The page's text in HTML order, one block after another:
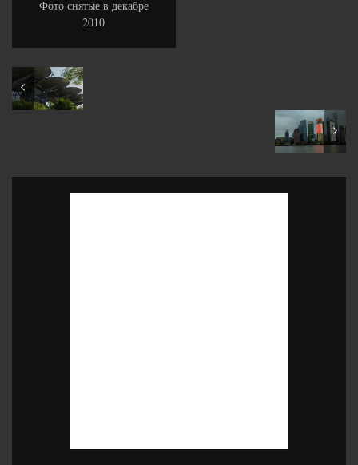
Фото снятые в декабре
2010
2011
2009